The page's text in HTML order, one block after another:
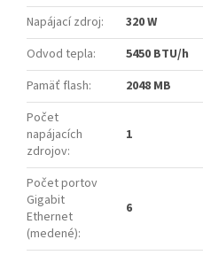
Napájací zdroj:
320 W
Odvod tepla:
5450 BTU/h
Pamäť flash:
2048 MB
Počet
napájacích
zdrojov:
1
Počet portov
Gigabit
Ethernet
(medené):
6